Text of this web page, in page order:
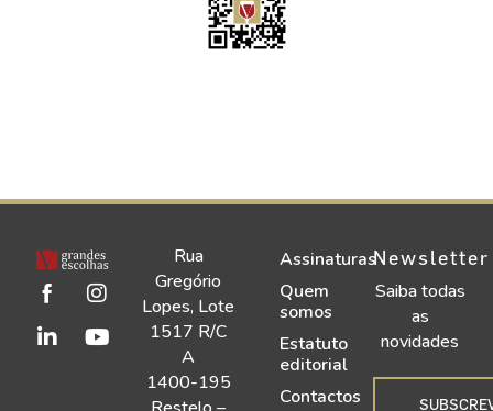
Rua
Gregório
Lopes, Lote
1517 R/C
A
1400-195
Assinaturas
Quem
somos
Estatuto
editorial
Contactos
Newsletter
Saiba todas
as
novidades